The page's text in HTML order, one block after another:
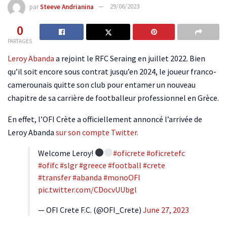
parSteeve Andrianina 29/06/2023
0
PARTAGES
Leroy Abanda a rejoint le RFC Seraing en juillet 2022. Bien
qu’il soit encore sous contrat jusqu’en 2024, le joueur franco-
camerounais quitte son club pour entamer un nouveau
chapitre de sa carrière de footballeur professionnel en Grèce.
En effet, l’OFI Crète a officiellement annoncé l’arrivée de
Leroy Abanda sur son compte Twitter.
Welcome Leroy! #oficrete #oficretefc
#ofifc#slgr#greece #football #crete
#transfer#abanda #monoOFI
pic.twitter.com/CDocvUUbgl
— OFI Crete F.C. (@OFI_Crete) June 27, 2023